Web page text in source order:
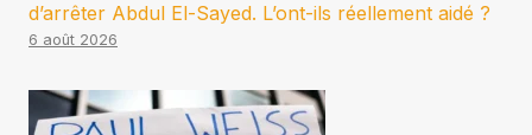
d’arrêter Abdul El-Sayed. L’ont-ils réellement aidé ?
6 août 2026